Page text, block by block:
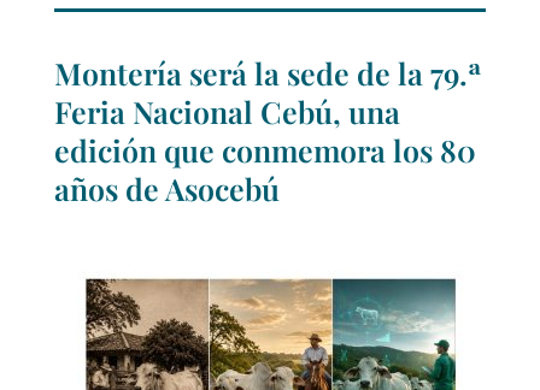
Montería será la sede de la 79.ª
Feria Nacional Cebú, una
edición que conmemora los 80
años de Asocebú